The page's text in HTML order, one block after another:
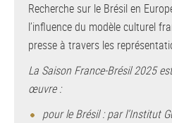
Recherche sur le Brésil en
l’influence du modèle culturel
presse à travers les
La Saison France-Brésil 2025
œuvre :
pour le Brésil : par l’Institut